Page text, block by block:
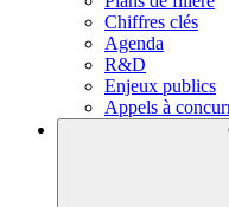
Chiffres clés
Agenda
R&D
Enjeux publics
Appels à